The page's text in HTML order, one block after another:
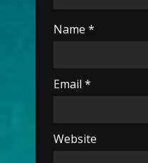
Name *
Email *
Website